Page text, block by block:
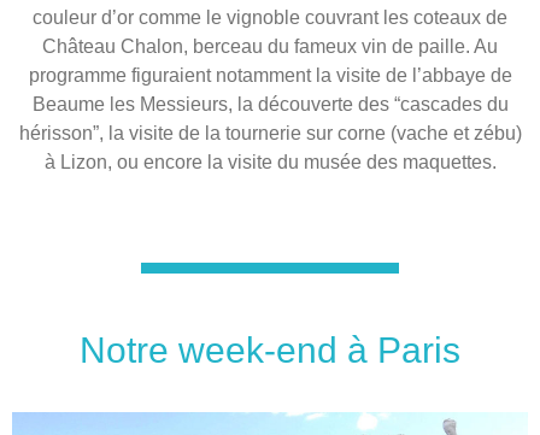
couleur d’or comme le vignoble couvrant les coteaux de
Château Chalon, berceau du fameux vin de paille. Au
programme figuraient notamment la visite de l’abbaye de
Beaume les Messieurs, la découverte des “cascades du
hérisson”, la visite de la tournerie sur corne (vache et zébu)
à Lizon, ou encore la visite du musée des maquettes.
Notre week-end à Paris